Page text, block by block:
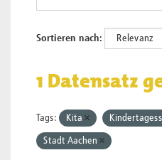
Sortieren nach
1 Datensatz
Tags: Kita
Stadt Aachen